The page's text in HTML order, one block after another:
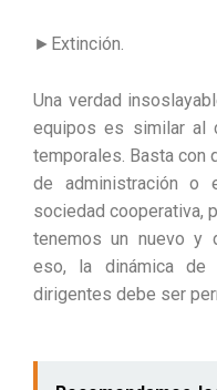
►Extinción.
Una verdad
equipos es similar al
temporales. Basta con
de administración o
sociedad cooperativa,
tenemos un nuevo y
eso, la dinámica de
dirigentes debe ser